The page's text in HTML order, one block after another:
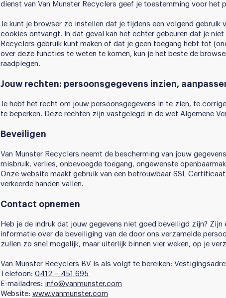
dienst van Van Munster Recyclers geef je toestemming voor het
Je kunt je browser zo instellen dat je tijdens een volgend gebruik
cookies ontvangt. In dat geval kan het echter gebeuren dat je
Recyclers gebruik kunt maken of dat je geen toegang hebt tot
over deze functies te weten te komen, kun je het beste de
raadplegen.
Jouw rechten: persoonsgegevens inzien,
Je hebt het recht om jouw persoonsgegevens in te zien, te
te beperken. Deze rechten zijn vastgelegd in de wet Algemene
Beveiligen
Van Munster Recyclers neemt de bescherming van jouw
misbruik, verlies, onbevoegde toegang, ongewenste
Onze website maakt gebruik van een betrouwbaar SSL
verkeerde handen vallen.
Contact opnemen
Heb je de indruk dat jouw gegevens niet goed beveiligd zijn?
informatie over de beveiliging van de door ons verzamelde
zullen zo snel mogelijk, maar uiterlijk binnen vier weken, op je
Van Munster Recyclers BV is als volgt te bereiken:
Telefoon: 0412 – 451 695
E-mailadres: info@vanmunster.com
Website: www.vanmunster.com